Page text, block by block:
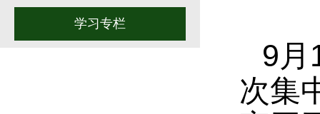
学习专栏
9月
次集